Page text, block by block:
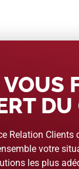
Relation
votre
les plus